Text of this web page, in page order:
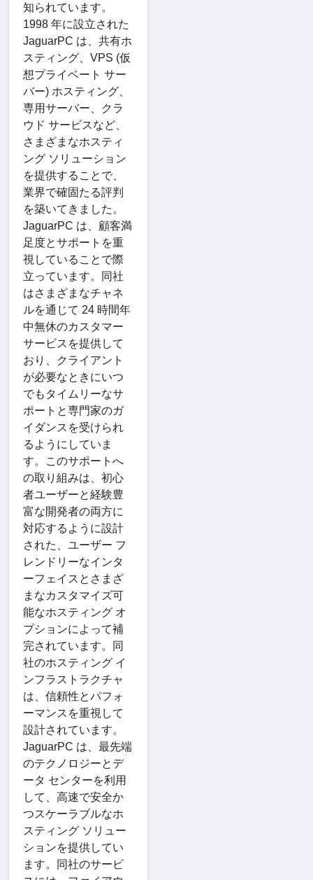
知られています。
1998 年に設立された
JaguarPC は、共有ホ
スティング、VPS (仮
想プライベート サー
バー) ホスティング、
専用サーバー、クラ
ウド サービスなど、
さまざまなホスティ
ング ソリューション
を提供することで、
業界で確固たる評判
を築いてきました。
JaguarPC は、顧客満
足度とサポートを重
視していることで際
立っています。同社
はさまざまなチャネ
ルを通じて 24 時間年
中無休のカスタマー
サービスを提供して
おり、クライアント
が必要なときにいつ
でもタイムリーなサ
ポートと専門家のガ
イダンスを受けられ
るようにしていま
す。このサポートへ
の取り組みは、初心
者ユーザーと経験豊
富な開発者の両方に
対応するように設計
された、ユーザー フ
レンドリーなインタ
ーフェイスとさまざ
まなカスタマイズ可
能なホスティング オ
プションによって補
完されています。同
社のホスティング イ
ンフラストラクチャ
は、信頼性とパフォ
ーマンスを重視して
設計されています。
JaguarPC は、最先端
のテクノロジーとデ
ータ センターを利用
して、高速で安全か
つスケーラブルなホ
スティング ソリュー
ションを提供してい
ます。同社のサービ